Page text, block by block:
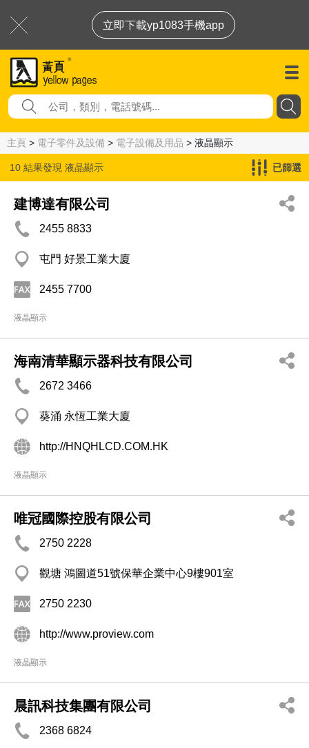
立即下載yp1083手機app
主頁 > 電子零件及設備 > 電子設備及用品 > 液晶顯示
10 結果發現 液晶顯示 已篩選
建博達有限公司
2455 8833
屯門 好景工業大廈
2455 7700
液晶顯示
海南清華顯示器科技有限公司
2672 3466
葵涌 永恆工業大廈
http://HNQHLCD.COM.HK
液晶顯示
唯冠國際控股有限公司
2750 2228
觀塘 鴻圖道51號保華企業中心9樓901室
2750 2230
http://www.proview.com
液晶顯示
晨訊科技集團有限公司
2368 6824